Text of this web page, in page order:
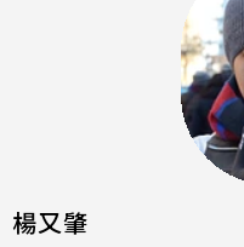
楊又肇